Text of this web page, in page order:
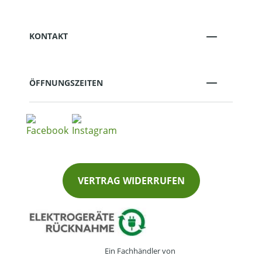
KONTAKT
ÖFFNUNGSZEITEN
VERTRAG WIDERRUFEN
Ein Fachhändler von